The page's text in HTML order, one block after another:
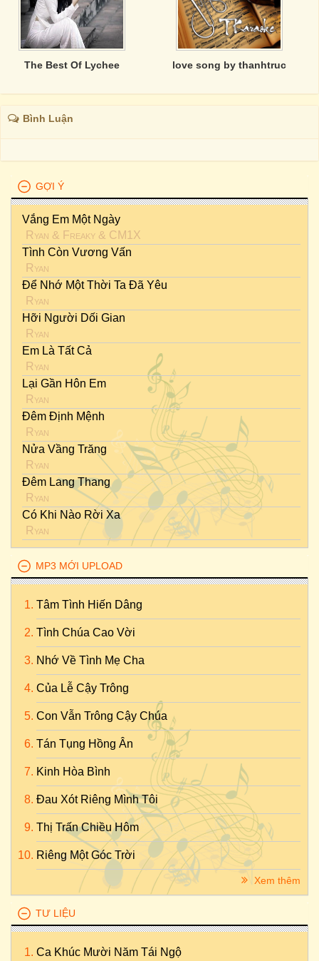
The Best Of Lychee love song by thanhtruc
Bình Luận
GỢI Ý
Vắng Em Một Ngày
Ryan & Freaky & CM1X
Tình Còn Vương Vấn
Ryan
Để Nhớ Một Thời Ta Đã Yêu
Ryan
Hỡi Người Dối Gian
Ryan
Em Là Tất Cả
Ryan
Lại Gần Hôn Em
Ryan
Đêm Định Mệnh
Ryan
Nửa Vầng Trăng
Ryan
Đêm Lang Thang
Ryan
Có Khi Nào Rời Xa
Ryan
MP3 MỚI UPLOAD
Tâm Tình Hiến Dâng
Tình Chúa Cao Vời
Nhớ Về Tình Mẹ Cha
Của Lễ Cậy Trông
Con Vẫn Trông Cậy Chúa
Tán Tụng Hồng Ân
Kinh Hòa Bình
Đau Xót Riêng Mình Tôi
Thị Trấn Chiều Hôm
Riêng Một Góc Trời
Xem thêm
TƯ LIỆU
Ca Khúc Mười Năm Tái Ngộ